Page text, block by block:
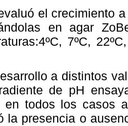
el crecimiento a
en agar
7ºC,
a distintos
de pH
en todos los casos
la presencia o